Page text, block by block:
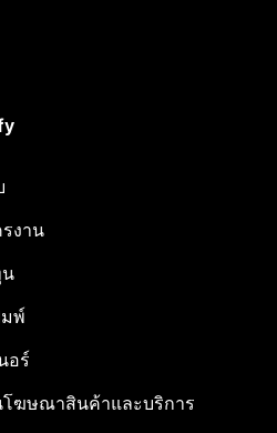
งาน
พ์
อร์
ฆษณาสินค้าและบริการ